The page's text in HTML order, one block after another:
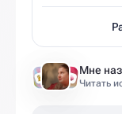
Читать